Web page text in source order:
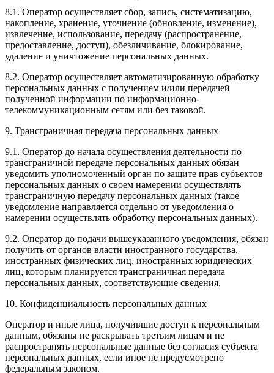
8.1. Оператор осуществляет сбор, запись, систематизацию,
накопление, хранение, уточнение (обновление, изменение),
извлечение, использование, передачу (распространение,
предоставление, доступ), обезличивание, блокирование,
удаление и уничтожение персональных данных.
8.2. Оператор осуществляет автоматизированную обработку
персональных данных с получением и/или передачей
полученной информации по информационно-
телекоммуникационным сетям или без таковой.
9. Трансграничная передача персональных данных
9.1. Оператор до начала осуществления деятельности по
трансграничной передаче персональных данных обязан
уведомить уполномоченный орган по защите прав субъектов
персональных данных о своем намерении осуществлять
трансграничную передачу персональных данных (такое
уведомление направляется отдельно от уведомления о
намерении осуществлять обработку персональных данных).
9.2. Оператор до подачи вышеуказанного уведомления, обязан
получить от органов власти иностранного государства,
иностранных физических лиц, иностранных юридических
лиц, которым планируется трансграничная передача
персональных данных, соответствующие сведения.
10. Конфиденциальность персональных данных
Оператор и иные лица, получившие доступ к персональным
данным, обязаны не раскрывать третьим лицам и не
распространять персональные данные без согласия субъекта
персональных данных, если иное не предусмотрено
федеральным законом.